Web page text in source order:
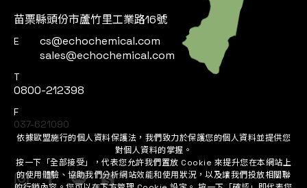
苗栗縣頭份市蘆竹里工業路16號
E
cs@echochemical.com
sales@echochemical.com
T
0800-212398
F
037-621090
依據歐盟施行的個人資料保護法，我們致力於保護您的個人資料並提供您
對個人資料的掌握。
按一下「全部接受」，代表您允許我們置放 Cookie 來提升您在本網站上
的使用體驗、協助我們分析網站效能和使用狀況，以及讓我們投放相關聯